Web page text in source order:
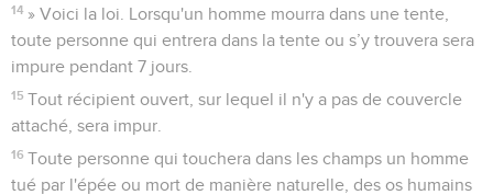
14 » Voici la loi. Lorsqu'un homme mourra dans une tente,
toute personne qui entrera dans la tente ou s’y trouvera sera
impure pendant 7 jours.
15 Tout récipient ouvert, sur lequel il n'y a pas de couvercle
attaché, sera impur.
16 Toute personne qui touchera dans les champs un homme
tué par l'épée ou mort de manière naturelle, des os humains